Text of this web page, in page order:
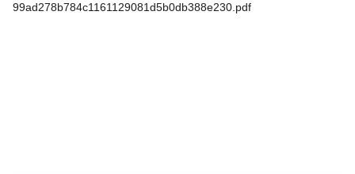
99ad278b784c1161129081d5b0db388e230.pdf